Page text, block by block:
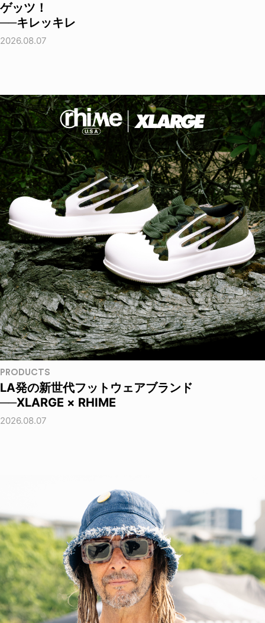
ゲッツ！
──キレッキレ
2026.08.07
PRODUCTS
LA発の新世代フットウェアブランド
──XLARGE × RHIME
2026.08.07